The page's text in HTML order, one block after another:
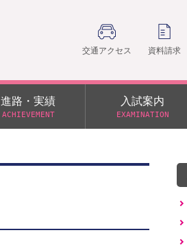
交通アクセス 資料請求
ス）
進路・実績
ACHIEVEMENT
入試案内
EXAMINATION